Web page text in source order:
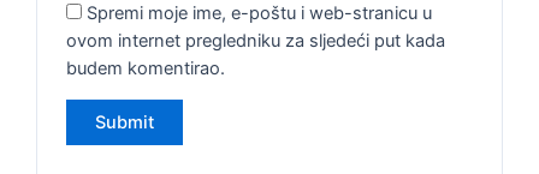
Spremi moje ime, e-poštu i web-stranicu u
ovom internet pregledniku za sljedeći put kada
budem komentirao.